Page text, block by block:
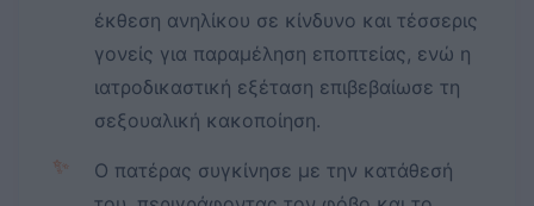
έκθεση ανηλίκου σε κίνδυνο και τέσσερις
γονείς για παραμέληση εποπτείας, ενώ η
ιατροδικαστική εξέταση επιβεβαίωσε τη
σεξουαλική κακοποίηση.
✨
Ο πατέρας συγκίνησε με την κατάθεσή